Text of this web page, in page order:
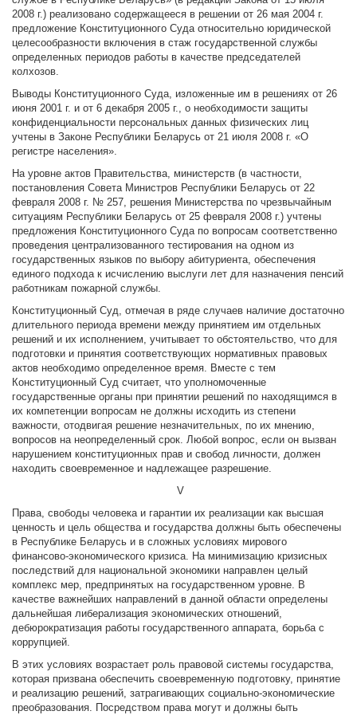
2008 г.) реализовано содержащееся в решении от 26 мая 2004 г.
предложение Конституционного Суда относительно юридической
целесообразности включения в стаж государственной службы
определенных периодов работы в качестве председателей
колхозов.
Выводы Конституционного Суда, изложенные им в решениях от 26
июня 2001 г. и от 6 декабря 2005 г., о необходимости защиты
конфиденциальности персональных данных физических лиц
учтены в Законе Республики Беларусь от 21 июля 2008 г. «О
регистре населения».
На уровне актов Правительства, министерств (в частности,
постановления Совета Министров Республики Беларусь от 22
февраля 2008 г. № 257, решения Министерства по чрезвычайным
ситуациям Республики Беларусь от 25 февраля 2008 г.) учтены
предложения Конституционного Суда по вопросам соответственно
проведения централизованного тестирования на одном из
государственных языков по выбору абитуриента, обеспечения
единого подхода к исчислению выслуги лет для назначения пенсий
работникам пожарной службы.
Конституционный Суд, отмечая в ряде случаев наличие достаточно
длительного периода времени между принятием им отдельных
решений и их исполнением, учитывает то обстоятельство, что для
подготовки и принятия соответствующих нормативных правовых
актов необходимо определенное время. Вместе с тем
Конституционный Суд считает, что уполномоченные
государственные органы при принятии решений по находящимся в
их компетенции вопросам не должны исходить из степени
важности, отодвигая решение незначительных, по их мнению,
вопросов на неопределенный срок. Любой вопрос, если он вызван
нарушением конституционных прав и свобод личности, должен
находить своевременное и надлежащее разрешение.
V
Права, свободы человека и гарантии их реализации как высшая
ценность и цель общества и государства должны быть обеспечены
в Республике Беларусь и в сложных условиях мирового
финансово-экономического кризиса. На минимизацию кризисных
последствий для национальной экономики направлен целый
комплекс мер, предпринятых на государственном уровне. В
качестве важнейших направлений в данной области определены
дальнейшая либерализация экономических отношений,
дебюрократизация работы государственного аппарата, борьба с
коррупцией.
В этих условиях возрастает роль правовой системы государства,
которая призвана обеспечить своевременную подготовку, принятие
и реализацию решений, затрагивающих социально-экономические
преобразования. Посредством права могут и должны быть